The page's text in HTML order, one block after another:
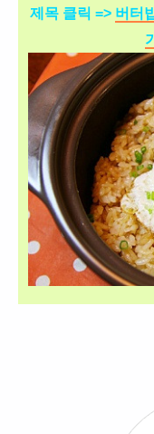
제목 클릭 => 버터